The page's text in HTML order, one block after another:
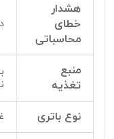
هشدار
خطای
محاسباتی
منبع
تغذیه
نوع باتری